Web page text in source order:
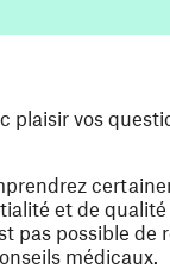
plaisir vos
et de
pas possible de
médicaux.